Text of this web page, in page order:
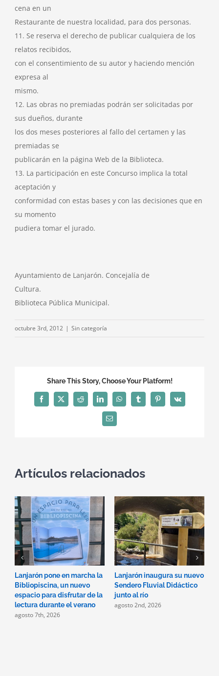
cena en un
Restaurante de nuestra localidad, para dos personas.
11. Se reserva el derecho de publicar cualquiera de los
relatos recibidos,
con el consentimiento de su autor y haciendo mención
expresa al
mismo.
12. Las obras no premiadas podrán ser solicitadas por
sus dueños, durante
los dos meses posteriores al fallo del certamen y las
premiadas se
publicarán en la página Web de la Biblioteca.
13. La participación en este Concurso implica la total
aceptación y
conformidad con estas bases y con las decisiones que en
su momento
pudiera tomar el jurado.
Ayuntamiento de Lanjarón. Concejalía de
Cultura.
Biblioteca Pública Municipal.
octubre 3rd, 2012 | Sin categoría
Share This Story, Choose Your Platform!
Facebook
X Reddit LinkedInWhatsAppTumblrPinterest
Vk
Correo
electrónico
Artículos relacionados
Lanjarón pone en marcha la
Bibliopiscina, un nuevo
espacio para disfrutar de la
lectura durante el verano
agosto 7th, 2026
Lanjarón inaugura su nuevo
Sendero Fluvial Didáctico
junto al río
agosto 2nd, 2026